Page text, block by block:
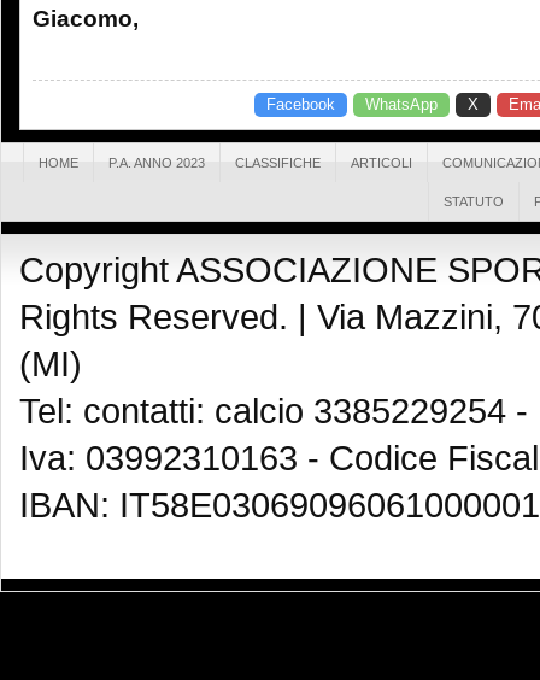
Giacomo,
Facebook WhatsApp X
HOME P.A. ANNO 2023 CLASSIFICHE ARTICOLI
STATUTO
Copyright ASSOCIAZIONE
Rights Reserved. | Via Mazzini,
(MI)
Tel: contatti: calcio 3385229254
Iva: 03992310163 - Codice
IBAN: